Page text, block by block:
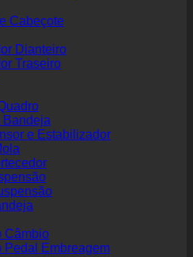
Cabeçote
Dianteiro
Traseiro
Bandeja
e Estabilizador
Câmbio
Pedal Embreagem